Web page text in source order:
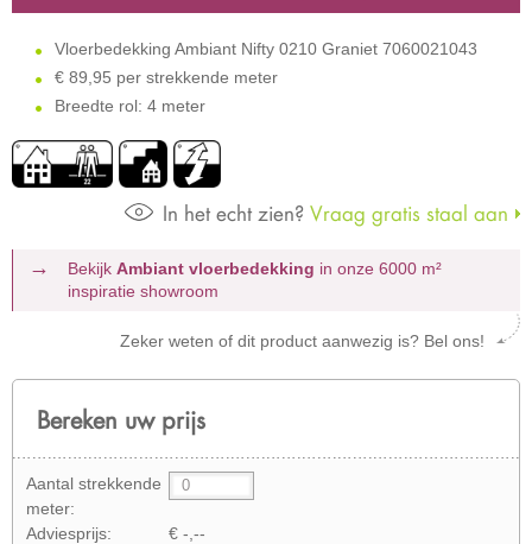
Vloerbedekking Ambiant Nifty 0210 Graniet 7060021043
€ 89,95 per strekkende meter
Breedte rol: 4 meter
In het echt zien? Vraag gratis staal aan
Bekijk Ambiant vloerbedekking in onze 6000 m²
inspiratie showroom
Zeker weten of dit product aanwezig is? Bel ons!
Bereken uw prijs
Aantal strekkende
meter:
Adviesprijs:
€ -,--